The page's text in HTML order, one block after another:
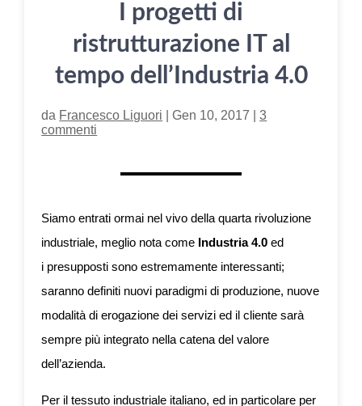
I progetti di
ristrutturazione IT al
tempo dell’Industria 4.0
da Francesco Liguori |Gen 10, 2017 |3
commenti
Siamo entrati ormai nel vivo della quarta rivoluzione
industriale, meglio nota come Industria 4.0ed
i presupposti sono estremamente interessanti;
saranno definiti nuovi paradigmi di produzione, nuove
modalità di erogazione dei servizi ed il cliente sarà
sempre più integrato nella catena del valore
dell’azienda.
Per il tessuto industriale italiano, ed in particolare per